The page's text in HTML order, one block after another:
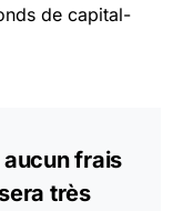
de capital-
aucun frais
très